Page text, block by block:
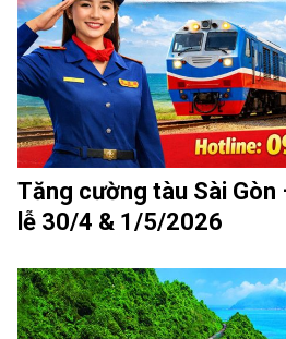
Tăng cường tàu Sài Gòn
lễ 30/4 & 1/5/2026